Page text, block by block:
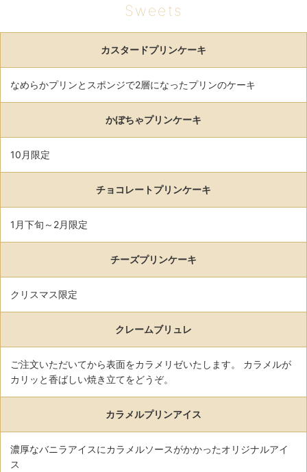
Sweets
カスタードプリンケーキ
なめらかプリンとスポンジで2層になったプリンのケーキ
かぼちゃプリンケーキ
10月限定
チョコレートプリンケーキ
1月下旬～2月限定
チーズプリンケーキ
クリスマス限定
クレームブリュレ
ご注文いただいてから表面をカラメリゼいたします。
カラメルが
カリッと香ばしい焼き立てをどうぞ。
カラメルプリンアイス
濃厚なバニラアイスにカラメルソースがかかったオリジナルアイ
ス